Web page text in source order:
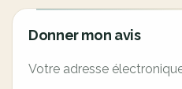
Donner mon avis
Votre adresse